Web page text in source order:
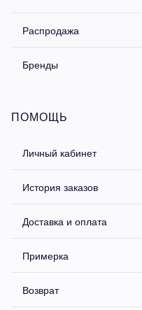
Распродажа
Бренды
ПОМОЩЬ
Личный кабинет
История заказов
Доставка и оплата
Примерка
Возврат